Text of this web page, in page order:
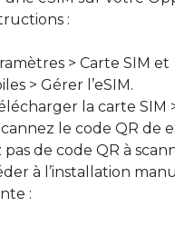
:
> Carte SIM et
> Gérer l’eSIM.
la carte SIM
le code QR de
pas de code QR à
à l’installation
: